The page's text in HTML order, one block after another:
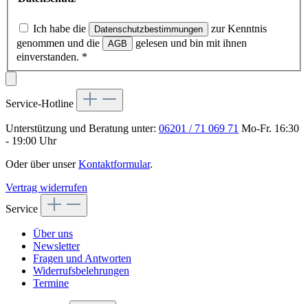
Ich habe die Datenschutzbestimmungen
zur Kenntnis
genommen und die
AGB
gelesen und bin mit ihnen
einverstanden. *
Service-Hotline
Unterstützung und Beratung unter: 06201 / 71 069 71 Mo-Fr. 16:30
- 19:00 Uhr
Oder über unserKontaktformular.
Vertrag widerrufen
Service
Über uns
Newsletter
Fragen und Antworten
Widerrufsbelehrungen
Termine